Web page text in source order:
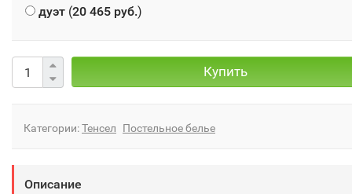
дуэт (20 465 руб.)
Купить
Категории:Тенсел Постельное белье
Описание